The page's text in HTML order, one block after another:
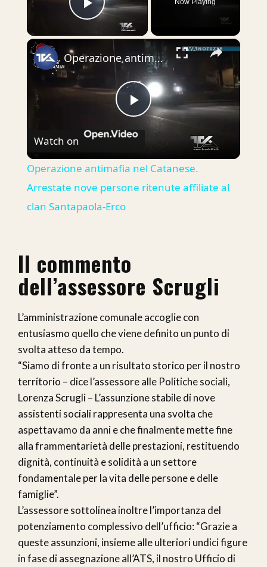
Play Video
Now Playing
×
Play
Video
Operazione antimafia nel Catanese. Arrestate nove persone ritenute affiliate al clan Santapaola-Erco
Watch on
Operazione antimafia nel Catanese.
Arrestate nove persone ritenute affiliate al
clan Santapaola-Erco
Il commento
dell’assessore Scrugli
L’amministrazione comunale accoglie con
entusiasmo quello che viene definito un punto di
svolta atteso da tempo.
“Siamo di fronte a un risultato storico per il nostro
territorio – dice l’assessore alle Politiche sociali,
Lorenza Scrugli – L’assunzione stabile di nove
assistenti sociali rappresenta una svolta che
aspettavamo da anni e che finalmente mette fine
alla frammentarietà delle prestazioni, restituendo
dignità, continuità e solidità a un settore
fondamentale per la vita delle persone e delle
famiglie”.
L’assessore sottolinea inoltre l’importanza del
potenziamento complessivo dell’ufficio: “Grazie a
queste assunzioni, insieme alle ulteriori undici figure
in fase di assegnazione all’ATS, il nostro Ufficio di